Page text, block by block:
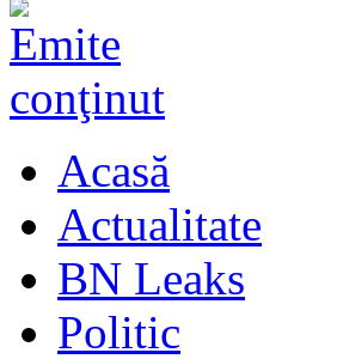
Acasă
Actualitate
BN Leaks
Politic